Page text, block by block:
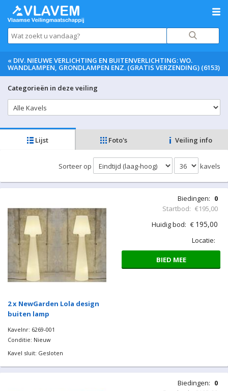
« DIV. NIEUWE VERLICHTING EN BUITENVERLICHTING: WO.
WANDLAMPEN, GRONDLAMPEN ENZ. (GRATIS VERZENDING) (6153)
Categorieën in deze veiling
Lijst Foto's Veiling info
Sorteer op kavels
2 x NewGarden Lola design
buiten lamp
Kavelnr: 6269-001
Conditie: Nieuw
Kavel sluit: Gesloten
Biedingen: 0
Startbod: €195,00
Huidig bod: € 195,00
Locatie:
BIED MEE
Biedingen: 0